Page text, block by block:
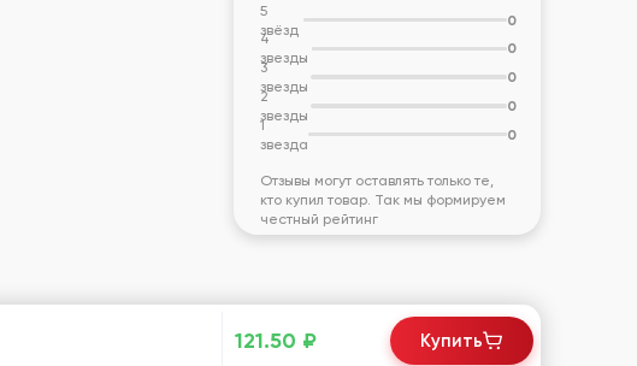
5
звёзд
0
4
звезды
0
3
звезды
0
2
звезды
0
1
звезда
0
Отзывы могут оставлять только те,
кто купил товар. Так мы формируем
честный рейтинг
121.50 ₽ Купить